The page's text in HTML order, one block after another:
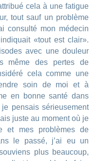
cela à une fatigue
tout sauf un problème
consulté mon médecin
«tout est clair».
avec une douleur
même des pertes de
cela comme une
soin de moi et à
en bonne santé dans
pensais sérieusement
juste au moment où je
et mes problèmes de
le passé, j’ai eu un
plus beaucoup,